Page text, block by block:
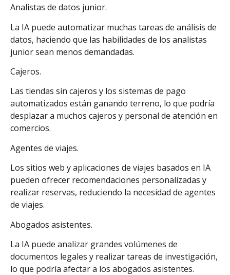
Analistas de datos junior.
La IA puede automatizar muchas tareas de análisis de
datos, haciendo que las habilidades de los analistas
junior sean menos demandadas.
Cajeros.
Las tiendas sin cajeros y los sistemas de pago
automatizados están ganando terreno, lo que podría
desplazar a muchos cajeros y personal de atención en
comercios.
Agentes de viajes.
Los sitios web y aplicaciones de viajes basados en IA
pueden ofrecer recomendaciones personalizadas y
realizar reservas, reduciendo la necesidad de agentes
de viajes.
Abogados asistentes.
La IA puede analizar grandes volúmenes de
documentos legales y realizar tareas de investigación,
lo que podría afectar a los abogados asistentes.